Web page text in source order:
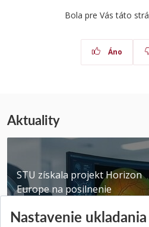
Bola pre Vás táto
Áno
Aktuality
STU získala projekt Horizon
Europe na posilnenie
Publikované 31.07.2026
Nastavenie